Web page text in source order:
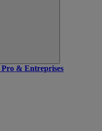
Pro & Entreprises